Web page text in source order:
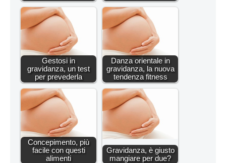
Gestosi in
gravidanza, un test
per prevederla
Danza orientale in
gravidanza, la nuova
tendenza fitness
Concepimento, più
facile con questi
alimenti
Gravidanza, è giusto
mangiare per due?